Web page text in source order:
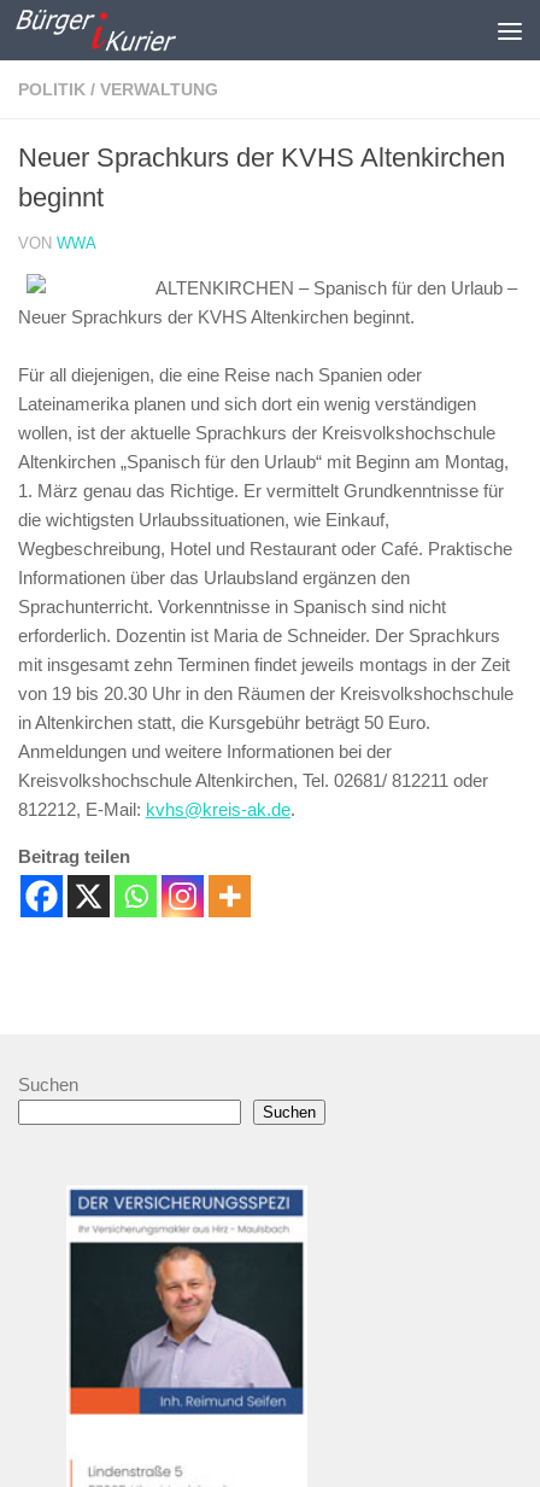
Zum Inhalt springen
POLITIK / VERWALTUNG
Neuer Sprachkurs der KVHS Altenkirchen
beginnt
VON WWA
ALTENKIRCHEN – Spanisch für den Urlaub –
Neuer Sprachkurs der KVHS Altenkirchen beginnt.
Für all diejenigen, die eine Reise nach Spanien oder
Lateinamerika planen und sich dort ein wenig verständigen
wollen, ist der aktuelle Sprachkurs der Kreisvolkshochschule
Altenkirchen „Spanisch für den Urlaub“ mit Beginn am Montag,
1. März genau das Richtige. Er vermittelt Grundkenntnisse für
die wichtigsten Urlaubssituationen, wie Einkauf,
Wegbeschreibung, Hotel und Restaurant oder Café. Praktische
Informationen über das Urlaubsland ergänzen den
Sprachunterricht. Vorkenntnisse in Spanisch sind nicht
erforderlich. Dozentin ist Maria de Schneider. Der Sprachkurs
mit insgesamt zehn Terminen findet jeweils montags in der Zeit
von 19 bis 20.30 Uhr in den Räumen der Kreisvolkshochschule
in Altenkirchen statt, die Kursgebühr beträgt 50 Euro.
Anmeldungen und weitere Informationen bei der
Kreisvolkshochschule Altenkirchen, Tel. 02681/ 812211 oder
812212, E-Mail: kvhs@kreis-ak.de.
Beitrag teilen
Suchen
Suchen